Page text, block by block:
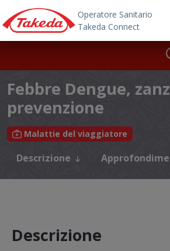
Skip to main content
Febbre Dengue,
prevenzione
Malattie del viaggiatore
Descrizione
Descrizione